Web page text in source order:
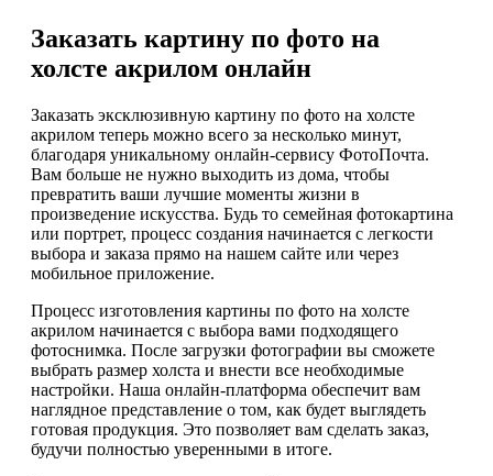
Заказать картину по фото на
холсте акрилом онлайн
Заказать эксклюзивную картину по фото на холсте
акрилом теперь можно всего за несколько минут,
благодаря уникальному онлайн-сервису ФотоПочта.
Вам больше не нужно выходить из дома, чтобы
превратить ваши лучшие моменты жизни в
произведение искусства. Будь то семейная фотокартина
или портрет, процесс создания начинается с легкости
выбора и заказа прямо на нашем сайте или через
мобильное приложение.
Процесс изготовления картины по фото на холсте
акрилом начинается с выбора вами подходящего
фотоснимка. После загрузки фотографии вы сможете
выбрать размер холста и внести все необходимые
настройки. Наша онлайн-платформа обеспечит вам
наглядное представление о том, как будет выглядеть
готовая продукция. Это позволяет вам сделать заказ,
будучи полностью уверенными в итоге.